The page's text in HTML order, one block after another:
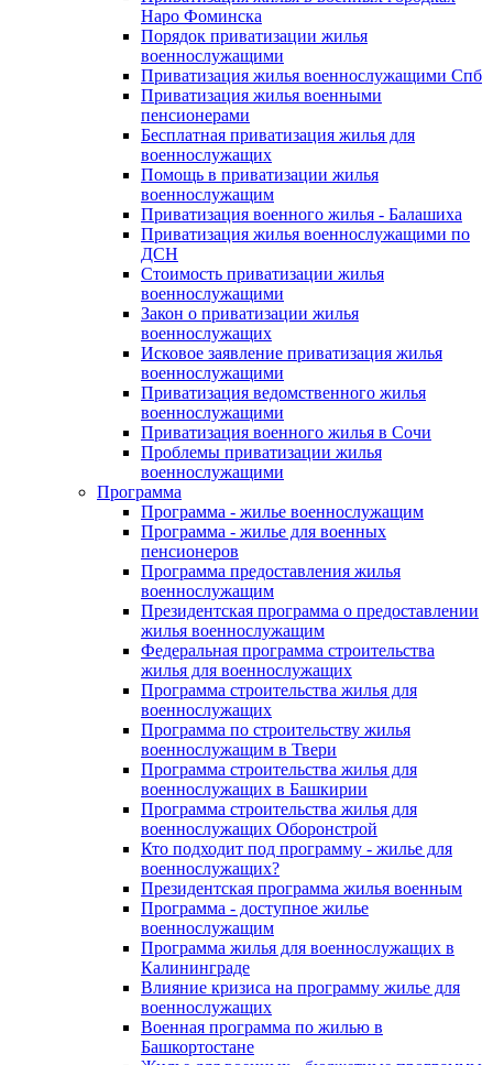
Наро Фоминска
Порядок приватизации жилья
военнослужащими
Приватизация жилья военнослужащими Спб
Приватизация жилья военными
пенсионерами
Бесплатная приватизация жилья для
военнослужащих
Помощь в приватизации жилья
военнослужащим
Приватизация военного жилья - Балашиха
Приватизация жилья военнослужащими по
ДСН
Стоимость приватизации жилья
военнослужащими
Закон о приватизации жилья
военнослужащих
Исковое заявление приватизация жилья
военнослужащими
Приватизация ведомственного жилья
военнослужащими
Приватизация военного жилья в Сочи
Проблемы приватизации жилья
военнослужащими
Программа
Программа - жилье военнослужащим
Программа - жилье для военных
пенсионеров
Программа предоставления жилья
военнослужащим
Президентская программа о предоставлении
жилья военнослужащим
Федеральная программа строительства
жилья для военнослужащих
Программа строительства жилья для
военнослужащих
Программа по строительству жилья
военнослужащим в Твери
Программа строительства жилья для
военнослужащих в Башкирии
Программа строительства жилья для
военнослужащих Оборонстрой
Кто подходит под программу - жилье для
военнослужащих?
Президентская программа жилья военным
Программа - доступное жилье
военнослужащим
Программа жилья для военнослужащих в
Калининграде
Влияние кризиса на программу жилье для
военнослужащих
Военная программа по жилью в
Башкортостане